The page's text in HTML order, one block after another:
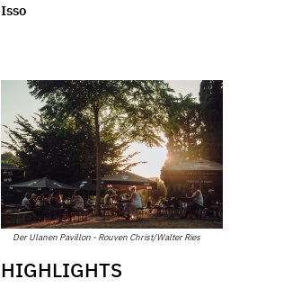
Isso
Der Ulanen Pavillon - Rouven Christ/Walter Ries
HIGHLIGHTS